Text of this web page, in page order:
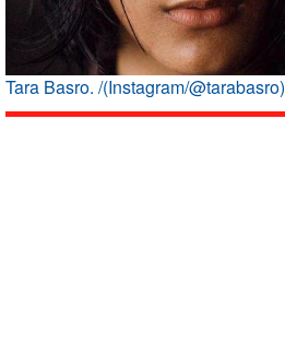
Tara Basro. /(Instagram/@tarabasro)